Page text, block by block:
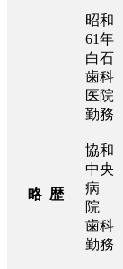
略 歴
昭和
61年
白石
歯科
医院
勤務
協和
中央
病
院
歯科
勤務